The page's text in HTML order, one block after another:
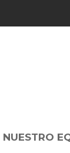
NUESTRO